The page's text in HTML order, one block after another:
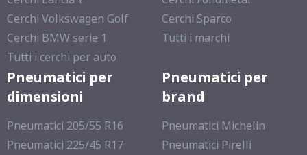
Cerchi Volkswagen Golf
Cerchi BMW serie 1
Tutti i cerchi per auto
Cerchi Sparco
Tutti i marchi
Pneumatici per
dimensioni
Pneumatici 205/55 R16
Pneumatici 225/45 R17
Pneumatici per
brand
Pneumatici Michelin
Pneumatici Pirelli